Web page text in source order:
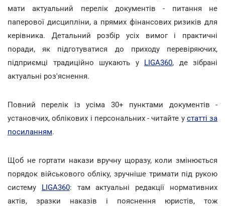
мати актуальний перелік документів - питання не
паперової дисципліни, а прямих фінансових ризиків для
керівника. Детальний розбір усіх вимог і практичні
поради, як підготуватися до приходу перевіряючих,
підприємці традиційно шукають у LIGA360, де зібрані
актуальні роз'яснення.
Повний перелік із усіма 30+ пунктами документів -
установчих, облікових і персональних - читайте у статті за
посиланням.
Щоб не гортати накази вручну щоразу, коли змінюється
порядок військового обліку, зручніше тримати під рукою
систему LIGA360: там актуальні редакції нормативних
актів, зразки наказів і пояснення юристів, тож